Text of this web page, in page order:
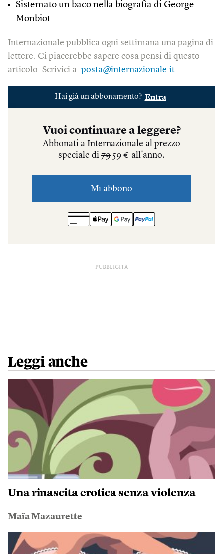
Sistemato un baco nella biografia di George
Monbiot
Internazionale pubblica ogni settimana una pagina di
lettere. Ci piacerebbe sapere cosa pensi di questo
articolo. Scrivici a: posta@internazionale.it
PUBBLICITÀ
Leggi anche
Una rinascita erotica senza violenza
Maïa Mazaurette